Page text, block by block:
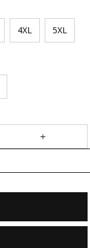
4XL 5XL